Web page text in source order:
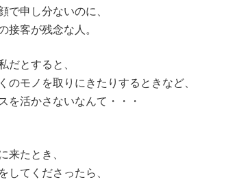
で申し分ないのに、
接客が残念な人。
だとすると、
モノを取りにきたりするときなど、
を活かさないなんて・・・
来たとき、
してくださったら、